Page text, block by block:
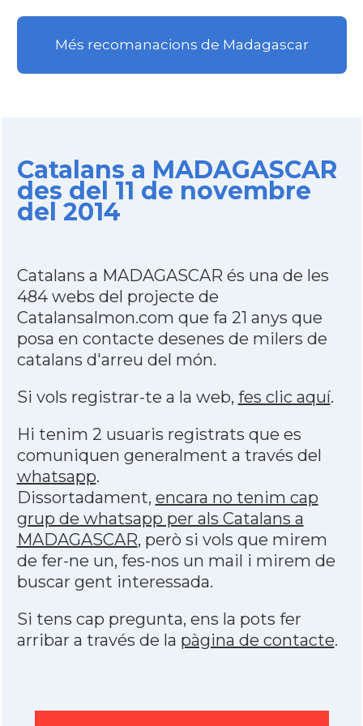
Més recomanacions de Madagascar
Catalans a MADAGASCAR
des del 11 de novembre
del 2014
Catalans a MADAGASCAR és una de les
484 webs del projecte de
Catalansalmon.com que fa 21 anys que
posa en contacte desenes de milers de
catalans d'arreu del món.
Si vols registrar-te a la web, fes clic aquí.
Hi tenim 2 usuaris registrats que es
comuniquen generalment a través del
whatsapp.
Dissortadament, encara no tenim cap
grup de whatsapp per als Catalans a
MADAGASCAR, però si vols que mirem
de fer-ne un, fes-nos un mail i mirem de
buscar gent interessada.
Si tens cap pregunta, ens la pots fer
arribar a través de la pàgina de contacte.